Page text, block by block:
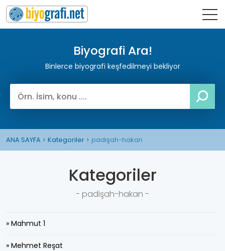
Biyografi Ara!
Binlerce biyografi keşfedilmeyi bekliyor
ANA SAYFA Kategoriler padişah-hakan
Kategoriler
- padişah-hakan -
» Mahmut 1
» Mehmet Reşat